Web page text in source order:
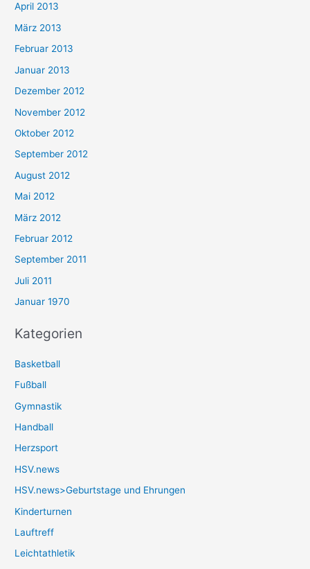
April 2013
März 2013
Februar 2013
Januar 2013
Dezember 2012
November 2012
Oktober 2012
September 2012
August 2012
Mai 2012
März 2012
Februar 2012
September 2011
Juli 2011
Januar 1970
Kategorien
Basketball
Fußball
Gymnastik
Handball
Herzsport
HSV.news
HSV.news>Geburtstage und Ehrungen
Kinderturnen
Lauftreff
Leichtathletik